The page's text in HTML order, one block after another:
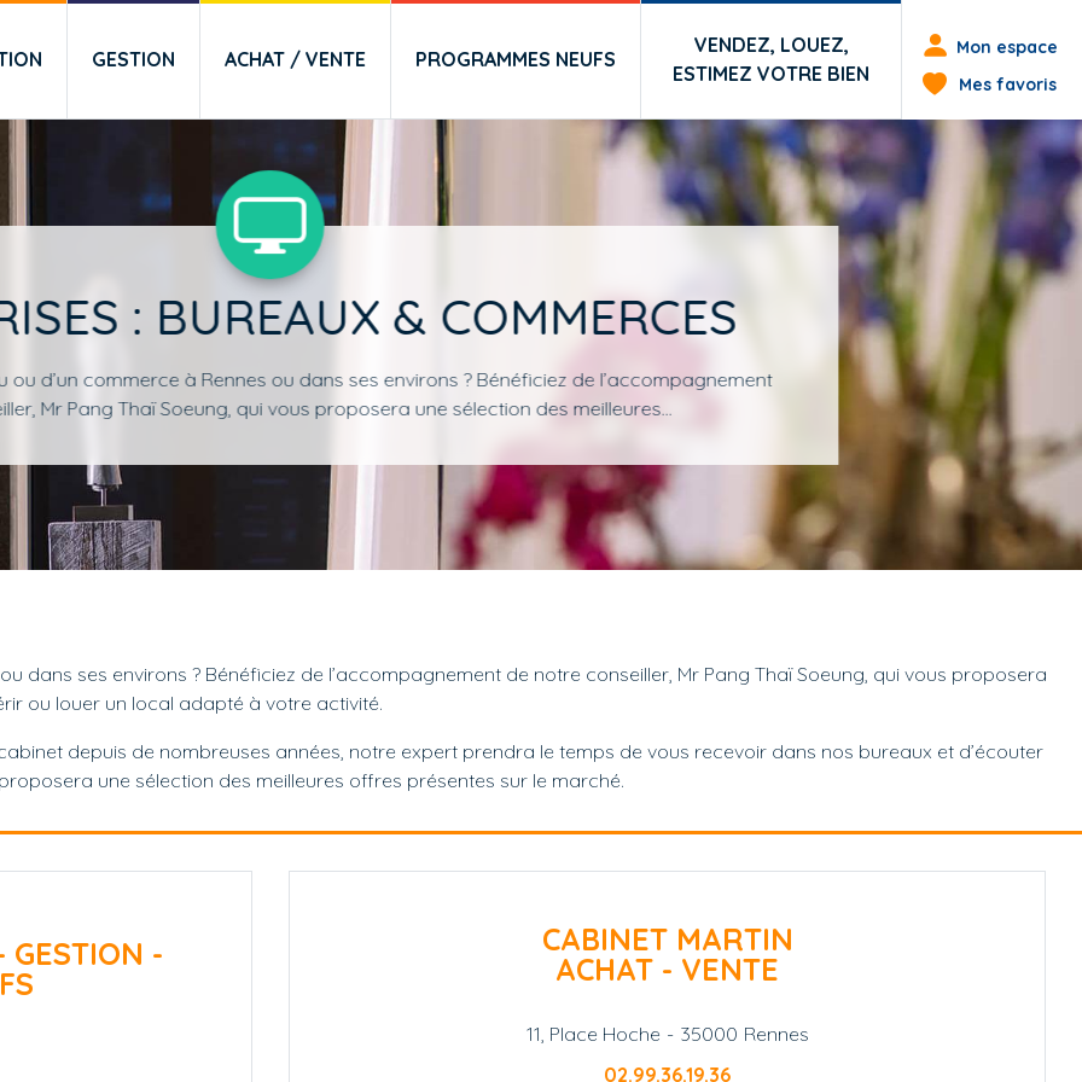
GESTION ACHAT / VENTE PROGRAMMES NEUFS
VENDEZ, LOUEZ,
ESTIMEZ VOTRE BIEN
Menu
Mon espace
Mes favoris
: BUREAUX & COMMERCES
ou d’un commerce à Rennes ou dans ses environs ? Bénéficiez de l’accompagnement
Mr Pang Thaï Soeung, qui vous proposera une sélection des meilleures…
ou dans ses environs ? Bénéficiez de l’accompagnement de notre conseiller, Mr Pang Thaï Soeung, qui vous proposera
ou louer un local adapté à votre activité.
depuis de nombreuses années, notre expert prendra le temps de vous recevoir dans nos bureaux et d’écouter
une sélection des meilleures offres présentes sur le marché.
GESTION -
CABINET MARTIN
ACHAT - VENTE
11, Place Hoche - 35000 Rennes
02.99.36.19.36